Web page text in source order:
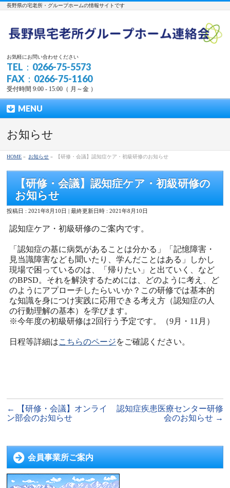
長野県の宅老所・グループホームの情報サイトです
お気軽にお問い合わせください
TEL：0266-75-5573
FAX：0266-75-1160
受付時間 9:00 - 15:00（ 月～金 ）
MENU
お知らせ
HOME » お知らせ » 【研修・会議】認知症ケア・初級研修のお知らせ
【研修・会議】認知症ケア・初級研修の
お知らせ
投稿日 : 2021年8月10日 最終更新日時 : 2021年8月10日
認知症ケア・初級研修のご案内です。
「認知症の基に病気があることは分かる」「記憶障害・
見当識障害なども聞いたり、学んだことはある」しかし
現場で困っているのは、「帰りたい」と出ていく、など
のBPSD。それを解決するためには、どのように考え、ど
のようにアプローチしたらいいか？この研修では基本的
な知識を身につけ実践に応用できる考え方（認知症の人
の行動理解の基本）を学びます。
※今年度の初級研修は2回行う予定です。（9月・11月）
日程等詳細はこちらのページをご確認ください。
←
【研修・会議】オンライ
ン部会のお知らせ
認知症疾患医療センター研修
会のお知らせ →
会員事業所ご案内